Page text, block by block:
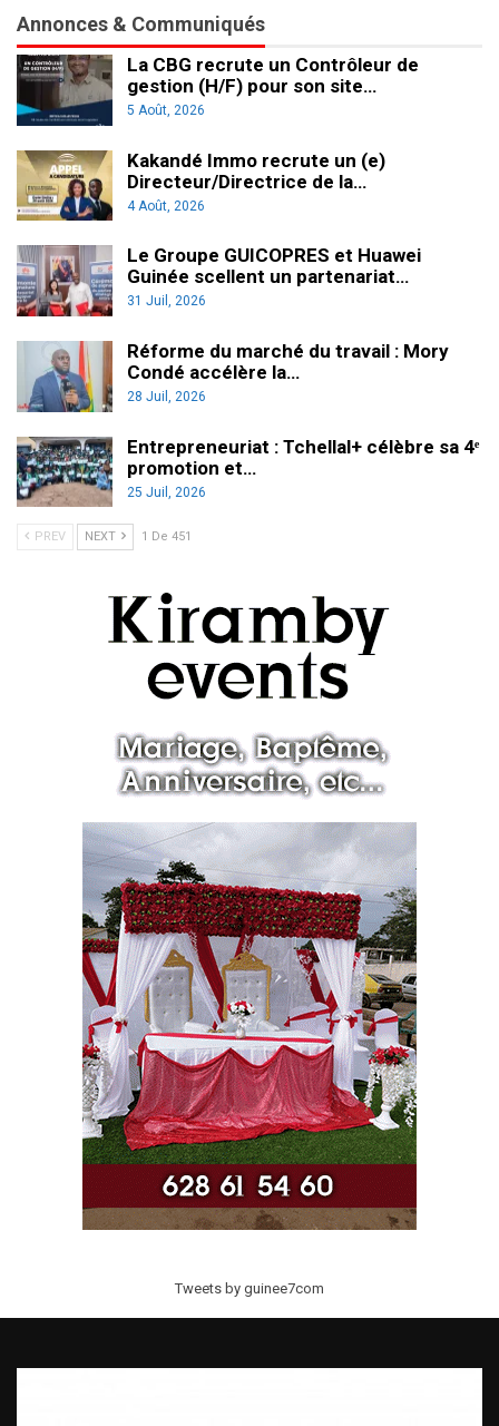
Annonces & Communiqués
La CBG recrute un Contrôleur de
gestion (H/F) pour son site…
5 Août, 2026
Kakandé Immo recrute un (e)
Directeur/Directrice de la…
4 Août, 2026
Le Groupe GUICOPRES et Huawei
Guinée scellent un partenariat…
31 Juil, 2026
Réforme du marché du travail : Mory
Condé accélère la…
28 Juil, 2026
Entrepreneuriat : Tchellal+ célèbre sa 4ᵉ
promotion et…
25 Juil, 2026
PREV NEXT 1 De 451
Tweets by guinee7com